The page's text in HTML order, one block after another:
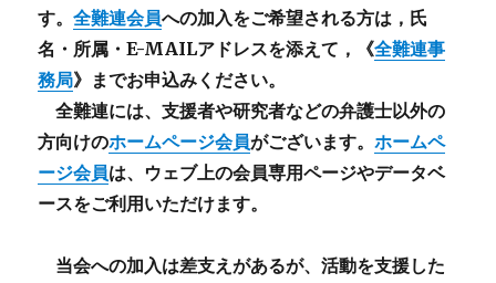
す。全難連会員への加入をご希望される方は，氏
名・所属・E-MAILアドレスを添えて，《全難連事
務局》までお申込みください。
全難連には、支援者や研究者などの弁護士以外の
方向けのホームページ会員がございます。ホームペ
ージ会員は、ウェブ上の会員専用ページやデータベ
ースをご利用いただけます。
当会への加入は差支えがあるが、活動を支援した